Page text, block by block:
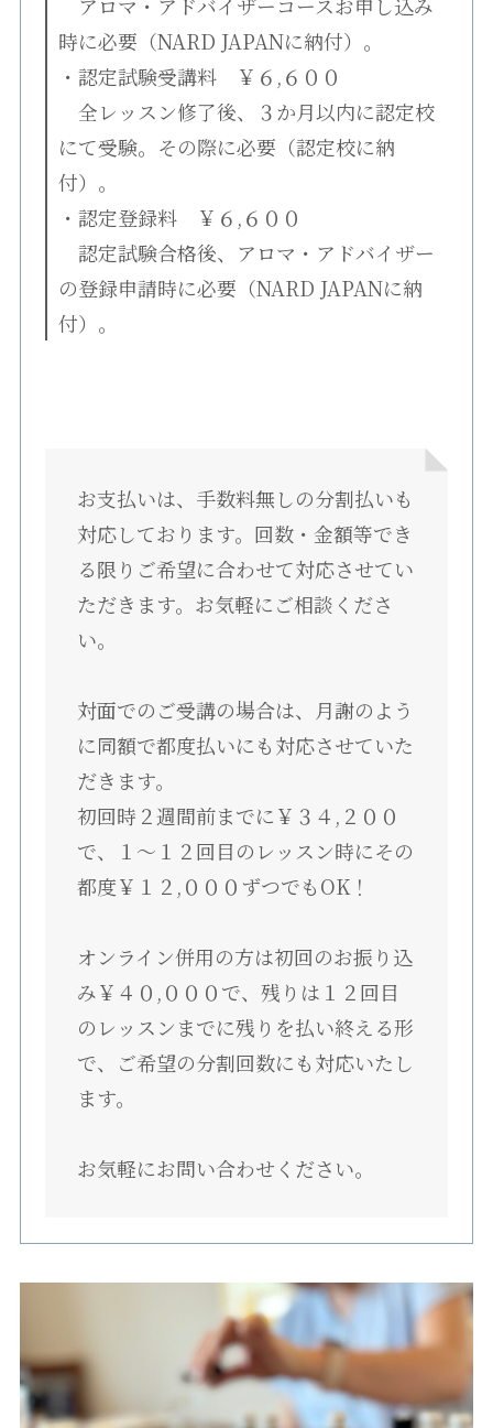
アロマ・アドバイザーコースお申し込み
時に必要（NARD JAPANに納付）。
・認定試験受講料 ￥６,６００
全レッスン修了後、３か月以内に認定校
にて受験。その際に必要（認定校に納
付）。
・認定登録料 ￥６,６００
認定試験合格後、アロマ・アドバイザー
の登録申請時に必要（NARD JAPANに納
付）。
お支払いは、手数料無しの分割払いも
対応しております。回数・金額等でき
る限りご希望に合わせて対応させてい
ただきます。お気軽にご相談くださ
い。
対面でのご受講の場合は、月謝のよう
に同額で都度払いにも対応させていた
だきます。
初回時２週間前までに￥３４,２００
で、１〜１２回目のレッスン時にその
都度￥１２,０００ずつでもOK！
オンライン併用の方は初回のお振り込
み￥４０,０００で、残りは１２回目
のレッスンまでに残りを払い終える形
で、ご希望の分割回数にも対応いたし
ます。
お気軽にお問い合わせください。